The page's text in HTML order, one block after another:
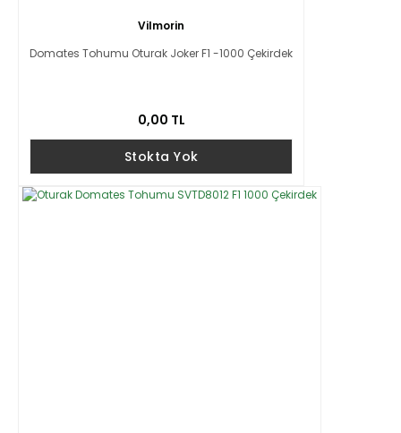
Vilmorin
Domates Tohumu Oturak Joker F1 -1000 Çekirdek
0,00 TL
Stokta Yok